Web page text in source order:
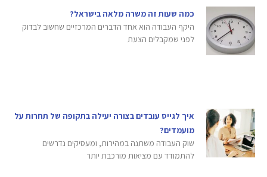
כמה שעות זה משרה מלאה בישראל?
היקף העבודה הוא אחד הדברים המרכזיים שחשוב לבדוק
לפני שמקבלים הצעת
איך לגייס עובדים בצורה יעילה בתקופה של תחרות על
מועמדים?
שוק העבודה משתנה במהירות, ומעסיקים נדרשים
להתמודד עם מציאות מורכבת יותר